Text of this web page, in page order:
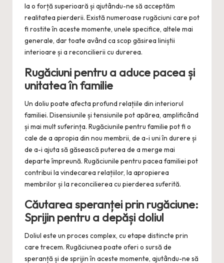
la o forță superioară și ajutându-ne să acceptăm
realitatea pierderii. Există numeroase rugăciuni care pot
fi rostite în aceste momente, unele specifice, altele mai
generale, dar toate având ca scop găsirea liniștii
interioare și a reconcilierii cu durerea.
Rugăciuni pentru a aduce pacea și
unitatea în familie
Un doliu poate afecta profund relațiile din interiorul
familiei. Disensiunile și tensiunile pot apărea, amplificând
și mai mult suferința. Rugăciunile pentru familie pot fi o
cale de a apropia din nou membrii, de a-i uni în durere și
de a-i ajuta să găsească puterea de a merge mai
departe împreună. Rugăciunile pentru pacea familiei pot
contribui la vindecarea relațiilor, la apropierea
membrilor și la reconcilierea cu pierderea suferită.
Căutarea speranței prin rugăciune:
Sprijin pentru a depăși doliul
Doliul este un proces complex, cu etape distincte prin
care trecem. Rugăciunea poate oferi o sursă de
speranță și de sprijin în aceste momente, ajutându-ne să